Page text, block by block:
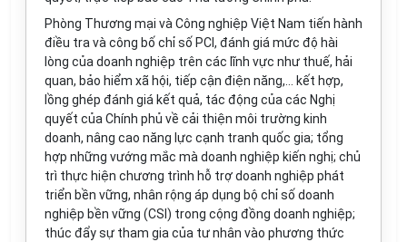
Phòng Thương mại và Công nghiệp Việt Nam tiến hành
điều tra và công bố chỉ số PCI, đánh giá mức độ hài
lòng của doanh nghiệp trên các lĩnh vực như thuế, hải
quan, bảo hiểm xã hội, tiếp cận điện năng,... kết hợp,
lồng ghép đánh giá kết quả, tác động của các Nghị
quyết của Chính phủ về cải thiện môi trường kinh
doanh, nâng cao năng lực cạnh tranh quốc gia; tổng
hợp những vướng mắc mà doanh nghiệp kiến nghị; chủ
trì thực hiện chương trình hỗ trợ doanh nghiệp phát
triển bền vững, nhân rộng áp dụng bộ chỉsố doanh
nghiệp bền vững (CSI) trong cộng đồng doanh nghiệp;
thúc đẩy sự tham gia của tư nhân vào phương thức